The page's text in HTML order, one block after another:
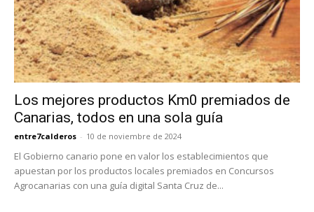
Los mejores productos Km0 premiados de
Canarias, todos en una sola guía
entre7calderos - 10 de noviembre de 2024
El Gobierno canario pone en valor los establecimientos que
apuestan por los productos locales premiados en Concursos
Agrocanarias con una guía digital Santa Cruz de...